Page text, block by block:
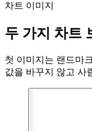
차트 이미지
두 가지 차트
첫 이미지는 랜드마
값을 바꾸지 않고 사